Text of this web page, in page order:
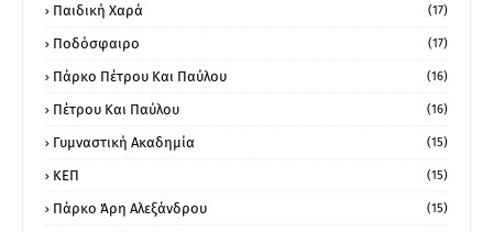
Παιδική Χαρά (17)
Ποδόσφαιρο (17)
Πάρκο Πέτρου Και Παύλου (16)
Πέτρου Και Παύλου (16)
Γυμναστική Ακαδημία (15)
ΚΕΠ (15)
Πάρκο Άρη Αλεξάνδρου (15)